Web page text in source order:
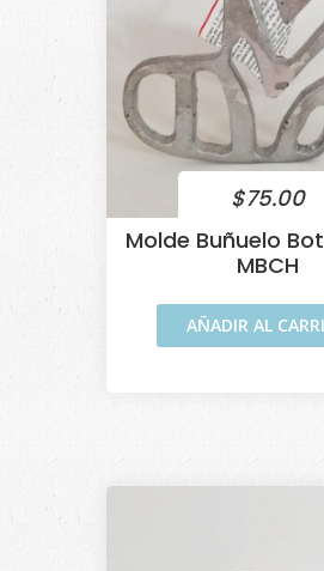
$75.00
Molde Buñuelo
MBCH
AÑADIR AL